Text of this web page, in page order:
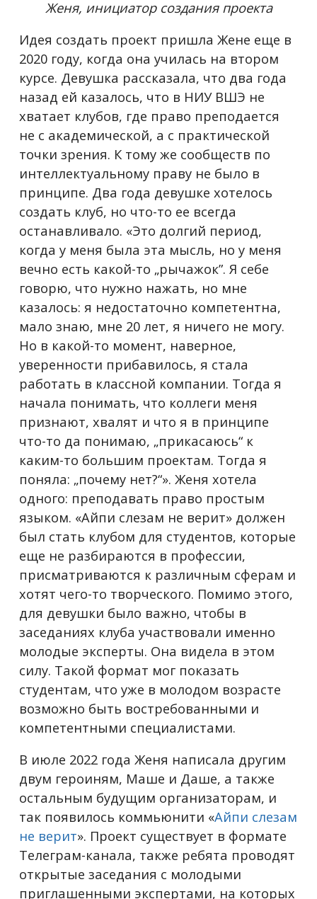
Женя, инициатор создания проекта
Идея создать проект пришла Жене еще в
2020 году, когда она училась на втором
курсе. Девушка рассказала, что два года
назад ей казалось, что в НИУ ВШЭ не
хватает клубов, где право преподается
не с академической, а с практической
точки зрения. К тому же сообществ по
интеллектуальному праву не было в
принципе. Два года девушке хотелось
создать клуб, но что-то ее всегда
останавливало. «Это долгий период,
когда у меня была эта мысль, но у меня
вечно есть какой-то „рычажок”. Я себе
говорю, что нужно нажать, но мне
казалось: я недостаточно компетентна,
мало знаю, мне 20 лет, я ничего не могу.
Но в какой-то момент, наверное,
уверенности прибавилось, я стала
работать в классной компании. Тогда я
начала понимать, что коллеги меня
признают, хвалят и что я в принципе
что-то да понимаю, „прикасаюсь“ к
каким-то большим проектам. Тогда я
поняла: „почему нет?“». Женя хотела
одного: преподавать право простым
языком. «Айпи слезам не верит» должен
был стать клубом для студентов, которые
еще не разбираются в профессии,
присматриваются к различным сферам и
хотят чего-то творческого. Помимо этого,
для девушки было важно, чтобы в
заседаниях клуба участвовали именно
молодые эксперты. Она видела в этом
силу. Такой формат мог показать
студентам, что уже в молодом возрасте
возможно быть востребованными и
компетентными специалистами.
В июле 2022 года Женя написала другим
двум героиням, Маше и Даше, а также
остальным будущим организаторам, и
так появилось коммьюнити «Айпи слезам
не верит». Проект существует в формате
Телеграм-канала, также ребята проводят
открытые заседания с молодыми
приглашенными экспертами, на которых